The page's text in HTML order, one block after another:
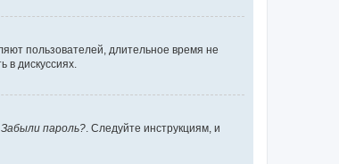
пользователей, длительное время не
в дискуссиях.
Забыли пароль?. Следуйте инструкциям, и